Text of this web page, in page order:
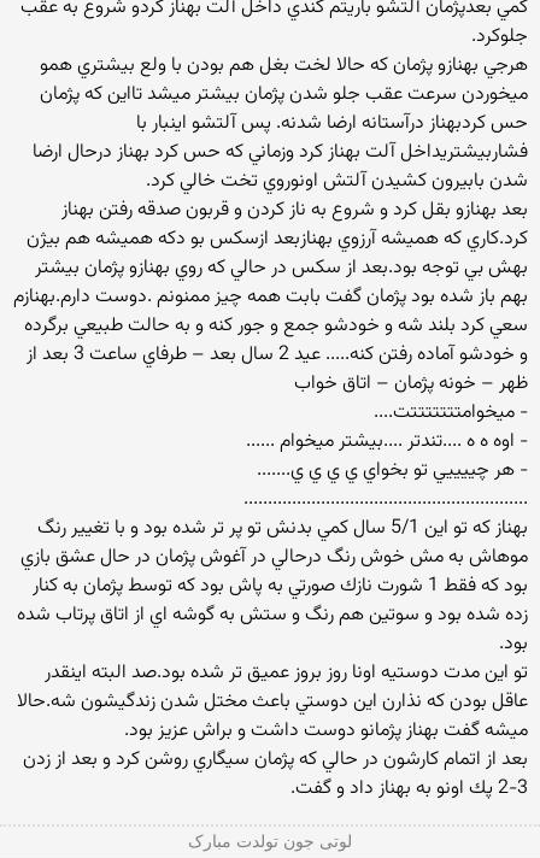
كمي بعدپژمان آلتشو باريتم كندي داخل آلت بهناز كردو شروع به عقب
جلوكرد.
هرجي بهنازو پژمان كه حالا لخت بغل هم بودن با ولع بيشتري همو
ميخوردن سرعت عقب جلو شدن پژمان بيشتر ميشد تااين كه پژمان
حس كردبهناز درآستانه ارضا شدنه. پس آلتشو اينبار با
فشاربيشتريداخل آلت بهناز كرد وزماني كه حس كرد بهناز درحال ارضا
شدن بابيرون كشيدن آلتش اونوروي تخت خالي كرد.
بعد بهنازو بقل كرد و شروع به ناز كردن و قربون صدقه رفتن بهناز
كرد.كاري كه هميشه آرزوي بهنازبعد ازسكس بو دكه هميشه هم بيژن
بهش بي توجه بود.بعد از سكس در حالي كه روي بهنازو پژمان بيشتر
بهم باز شده بود پژمان گفت بابت همه چيز ممنونم .دوست دارم.بهنازم
سعي كرد بلند شه و خودشو جمع و جور كنه و به حالت طبيعي برگرده
و خودشو آماده رفتن كنه..... عيد 2 سال بعد – طرفاي ساعت 3 بعد از
ظهر – خونه پژمان – اتاق خواب
- ميخوامتتتتتتتت....
- اوه ه ه ....تندتر ....بيشتر ميخوام ......
- هر چييييي تو بخواي ي ي ي ي.......
...........................................................
بهناز كه تو اين 5/1 سال كمي بدنش تو پر تر شده بود و با تغيير رنگ
موهاش به مش خوش رنگ درحالي در آغوش پژمان در حال عشق بازي
بود كه فقط 1 شورت نازك صورتي به پاش بود كه توسط پژمان به كنار
زده شده بود و سوتين هم رنگ و ستش به گوشه اي از اتاق پرتاب شده
بود.
تو اين مدت دوستيه اونا روز بروز عميق تر شده بود.صد البته اينقدر
عاقل بودن كه نذارن اين دوستي باعث مختل شدن زندگيشون شه.حالا
ميشه گفت بهناز پژمانو دوست داشت و براش عزيز بود.
بعد از اتمام كارشون در حالي كه پژمان سيگاري روشن كرد و بعد از زدن
3-2 پك اونو به بهناز داد و گفت.
لوتی جون تولدت مبارک